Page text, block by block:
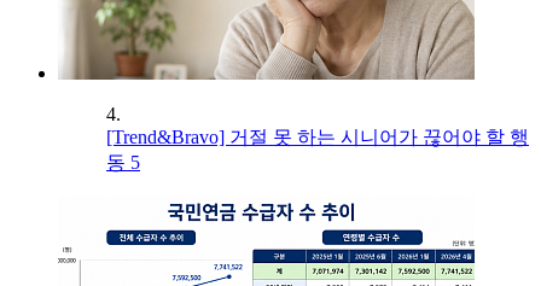
4.
[Trend&Bravo] 거절 못 하는 시니어가 끊어야 할 행
동 5